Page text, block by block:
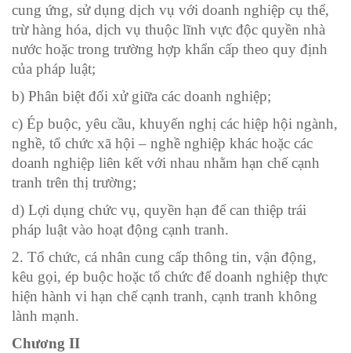
cung ứng, sử dụng dịch vụ với doanh nghiệp cụ thể,
trừ hàng hóa, dịch vụ thuộc lĩnh vực độc quyền nhà
nước hoặc trong trường hợp khẩn cấp theo quy định
của pháp luật;
b) Phân biệt đối xử giữa các doanh nghiệp;
c) Ép buộc, yêu cầu, khuyến nghị các hiệp hội ngành,
nghề, tổ chức xã hội – nghề nghiệp khác hoặc các
doanh nghiệp liên kết với nhau nhằm hạn chế cạnh
tranh trên thị trường;
d) Lợi dụng chức vụ, quyền hạn để can thiệp trái
pháp luật vào hoạt động cạnh tranh.
2. Tổ chức, cá nhân cung cấp thông tin, vận động,
kêu gọi, ép buộc hoặc tổ chức để doanh nghiệp thực
hiện hành vi hạn chế cạnh tranh, cạnh tranh không
lành mạnh.
Chương II